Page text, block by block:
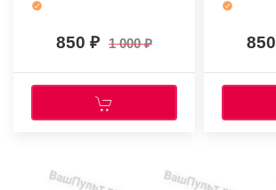
850 1 000 850